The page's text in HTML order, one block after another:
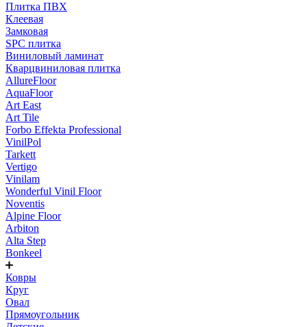
Плитка ПВХ
Клеевая
Замковая
SPC плитка
Виниловый ламинат
Кварцвиниловая плитка
AllureFloor
AquaFloor
Art East
Art Tile
Forbo Effekta Professional
VinilPol
Tarkett
Vertigo
Vinilam
Wonderful Vinil Floor
Noventis
Alpine Floor
Arbiton
Alta Step
Bonkeel
Ковры
Круг
Овал
Прямоугольник